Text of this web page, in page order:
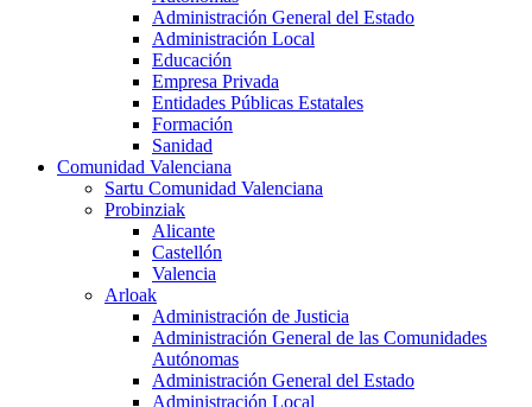
Administración General del Estado
Administración Local
Educación
Empresa Privada
Entidades Públicas Estatales
Formación
Sanidad
Comunidad Valenciana
Sartu Comunidad Valenciana
Probinziak
Alicante
Castellón
Valencia
Arloak
Administración de Justicia
Administración General de las Comunidades
Autónomas
Administración General del Estado
Administración Local